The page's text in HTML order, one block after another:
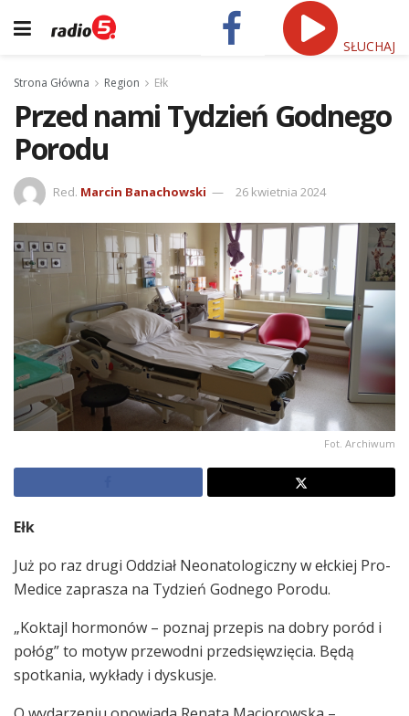
SŁUCHAJ
Strona Główna Region Ełk
Przed nami Tydzień Godnego
Porodu
Red. Marcin Banachowski 26 kwietnia 2024
Fot. Archiwum
Ełk
Już po raz drugi Oddział Neonatologiczny w ełckiej Pro-
Medice zaprasza na Tydzień Godnego Porodu.
„Koktajl hormonów – poznaj przepis na dobry poród i
połóg” to motyw przewodni przedsięwzięcia. Będą
spotkania, wykłady i dyskusje.